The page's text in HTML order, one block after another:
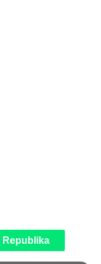
Republika